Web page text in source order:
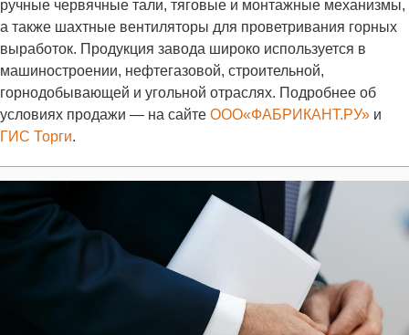
ручные червячные тали, тяговые и монтажные механизмы,
а также шахтные вентиляторы для проветривания горных
выработок. Продукция завода широко используется в
машиностроении, нефтегазовой, строительной,
горнодобывающей и угольной отраслях. Подробнее об
условиях продажи — на сайте ООО«ФАБРИКАНТ.РУ» и
ГИС Торги.